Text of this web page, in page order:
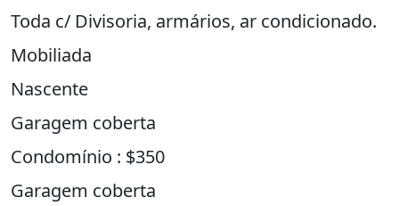
Toda c/ Divisoria, armários, ar condicionado.
Mobiliada
Nascente
Garagem coberta
Condomínio : $350
Garagem coberta